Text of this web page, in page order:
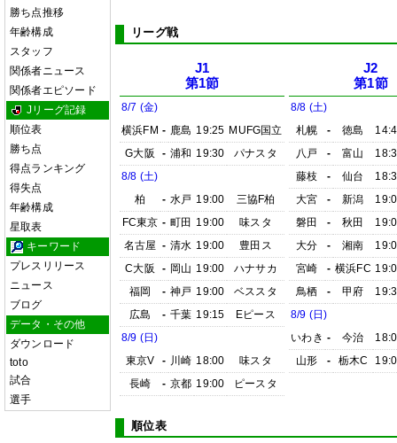
勝ち点推移
年齢構成
スタッフ
関係者ニュース
関係者エピソード
Jリーグ記録
順位表
勝ち点
得点ランキング
得失点
年齢構成
星取表
キーワード
プレスリリース
ニュース
ブログ
データ・その他
ダウンロード
toto
試合
選手
リーグ戦
J1
第1節
8/7 (金)
横浜FM - 鹿島 19:25 MUFG国立
G大阪
- 浦和 19:30
パナスタ
8/8 (土)
柏
- 水戸 19:00
三協F柏
FC東京 - 町田 19:00
味スタ
名古屋 - 清水 19:00
豊田ス
C大阪
- 岡山 19:00
ハナサカ
福岡
- 神戸 19:00
ベススタ
広島
- 千葉 19:15
Eピース
8/9 (日)
東京V
- 川崎 18:00
味スタ
長崎
- 京都 19:00 ピースタ
J2
第1節
8/8 (土)
札幌
- 徳島
八戸
- 富山
藤枝
- 仙台
大宮
- 新潟
磐田
- 秋田
大分
- 湘南
宮崎
- 横浜FC
鳥栖
- 甲府
8/9 (日)
いわき - 今治
山形
- 栃木C
順位表